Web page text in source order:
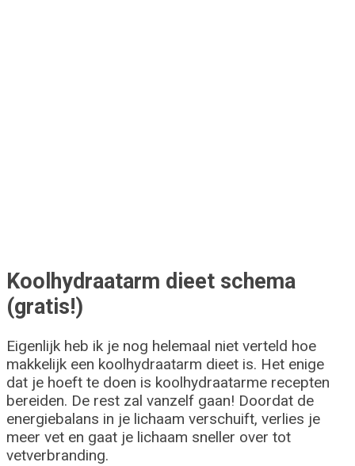
Koolhydraatarm dieet schema
(gratis!)
Eigenlijk heb ik je nog helemaal niet verteld hoe
makkelijk een koolhydraatarm dieet is. Het enige
dat je hoeft te doen is koolhydraatarme recepten
bereiden. De rest zal vanzelf gaan! Doordat de
energiebalans in je lichaam verschuift, verlies je
meer vet en gaat je lichaam sneller over tot
vetverbranding.